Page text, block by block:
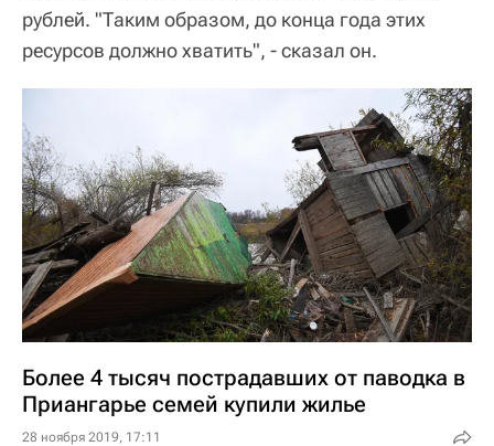
рублей. "Таким образом, до конца года этих
ресурсов должно хватить", - сказал он.
Более 4 тысяч пострадавших от паводка в
Приангарье семей купили жилье
28 ноября 2019, 17:11